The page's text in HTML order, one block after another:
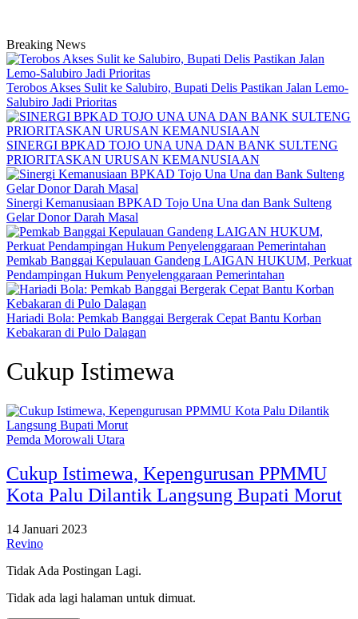
Breaking News
Terobos Akses Sulit ke Salubiro, Bupati Delis Pastikan Jalan Lemo-
Salubiro Jadi Prioritas
SINERGI BPKAD TOJO UNA UNA DAN BANK SULTENG
PRIORITASKAN URUSAN KEMANUSIAAN
Sinergi Kemanusiaan BPKAD Tojo Una Una dan Bank Sulteng
Gelar Donor Darah Masal
Pemkab Banggai Kepulauan Gandeng LAIGAN HUKUM, Perkuat
Pendampingan Hukum Penyelenggaraan Pemerintahan
Hariadi Bola: Pemkab Banggai Bergerak Cepat Bantu Korban
Kebakaran di Pulo Dalagan
Cukup Istimewa
Pemda Morowali Utara
Cukup Istimewa, Kepengurusan PPMMU
Kota Palu Dilantik Langsung Bupati Morut
14 Januari 2023
Revino
Tidak Ada Postingan Lagi.
Tidak ada lagi halaman untuk dimuat.